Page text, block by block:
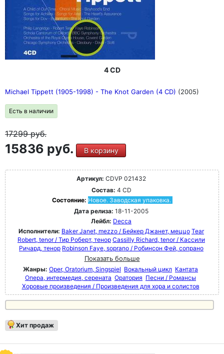
4 CD
Michael Tippett (1905-1998) - The Knot Garden (4 CD) (2005)
Есть в наличии
17299руб.
15836 руб. В корзину
Артикул: CDVP 021432
Состав: 4 CD
Состояние: Новое. Заводская упаковка.
Дата релиза: 18-11-2005
Лейбл: Decca
Исполнители: Baker Janet, mezzo / Бейкер Джанет, меццо Tear
Robert, tenor / Тир Роберт, тенор Cassilly Richard, tenor / Кассили
Ричард, тенор Robinson Faye, soprano / Робинсон Фей, сопрано
Показать больше
Жанры: Oper, Oratorium, Singspiel Вокальный цикл Кантата
Опера, интермедия, серената Оратория Песни / Романсы
Хоровые произведения / Произведения для хора и солистов
Хит продаж